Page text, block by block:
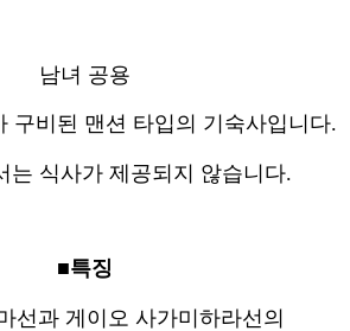
남녀 공용
구비된 맨션 타입의 기숙사입니다.
는 식사가 제공되지 않습니다.
■특징
선과 게이오 사가미하라선의